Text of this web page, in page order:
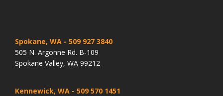
Spokane, WA - 509 927 3840
505 N. Argonne Rd. B-109
Spokane Valley, WA 99212
Kennewick, WA - 509 570 1451